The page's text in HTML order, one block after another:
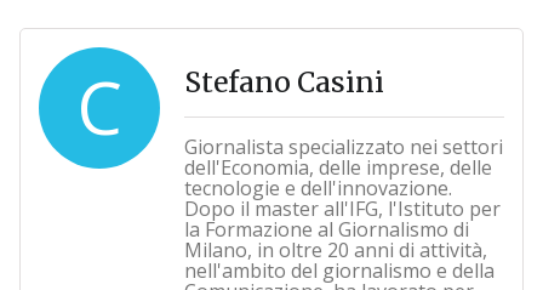
C Stefano Casini
Giornalista specializzato nei settori
dell'Economia, delle imprese, delle
tecnologie e dell'innovazione.
Dopo il master all'IFG, l'Istituto per
la Formazione al Giornalismo di
Milano, in oltre 20 anni di attività,
nell'ambito del giornalismo e della